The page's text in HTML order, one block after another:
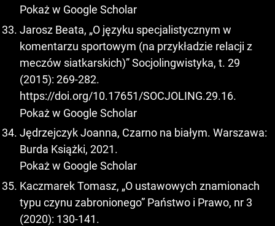
Pokaż w Google Scholar
Jarosz Beata, „O języku specjalistycznym w
komentarzu sportowym (na przykładzie relacji z
meczów siatkarskich)” Socjolingwistyka, t. 29
(2015): 269-282.
https://doi.org/10.17651/SOCJOLING.29.16.
Pokaż w Google Scholar
Jędrzejczyk Joanna, Czarno na białym. Warszawa:
Burda Książki, 2021.
Pokaż w Google Scholar
Kaczmarek Tomasz, „O ustawowych znamionach
typu czynu zabronionego” Państwo i Prawo, nr 3
(2020): 130-141.